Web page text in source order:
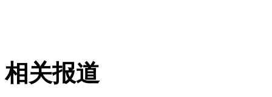
山西运城恶犬咬伤多人 警民合力深夜将其击毙
相关报道